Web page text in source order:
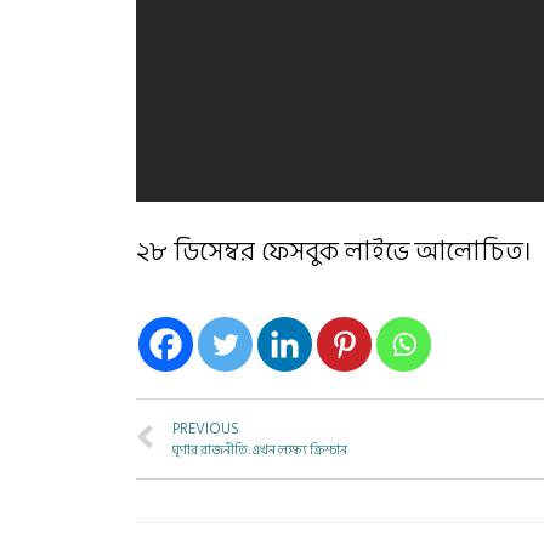
২৮ ডিসেম্বর ফেসবুক লাইভে আলোচিত।
PREVIOUS
ঘৃণার রাজনীতি: এখন লক্ষ্য ক্রিশ্চান